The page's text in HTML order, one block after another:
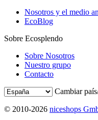
Nosotros y el medio
EcoBlog
Sobre Ecosplendo
Sobre Nosotros
Nuestro grupo
Contacto
Cambiar
© 2010-2026 niceshops